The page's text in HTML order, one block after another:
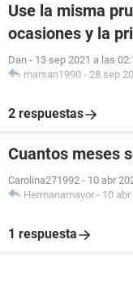
Use la misma
ocasiones y la
Dan - 13 sep 2021 a las
marsan1990 - 28 sep
2 respuestas
Cuantos meses
Carolina271992 - 10 abr
Hermanamayor - 10
1 respuesta